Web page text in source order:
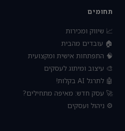
תחומים
📈 שיווק ומכירות
🏠 עובדים מהבית
🧠 התפתחות אישית ומקצועית
🎨 עיצוב ומיתוג לעסקים
🤖 לתרגל AI בקלות!
🚀 עסק חדש: מאיפה מתחילים?
⚙️ ניהול ועסקים